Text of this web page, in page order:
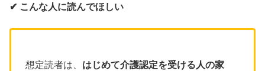
✔︎ こんな人に読んでほしい
想定読者は、 はじめて介護認定を受ける人の家